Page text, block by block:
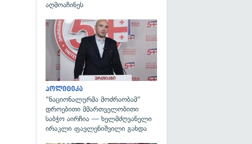
აღმოაჩინეს
პოლიტიკა
"ნაციონალურმა მოძრაობამ"
დროებითი მმართველობითი
საბჭო აირჩია — ხელმძღვანელი
ირაკლი ფავლენიშვილი გახდა